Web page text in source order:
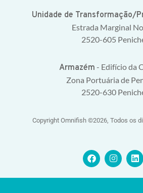
Unidade de Transformação/
Estrada Marginal
2520-605
Armazém - Edifício da
Zona Portuária de
2520-630
Copyright Omnifish ©2026, Todos os